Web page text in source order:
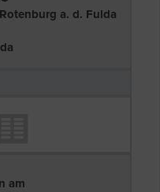
a. d. Fulda
am